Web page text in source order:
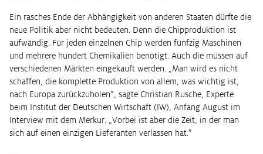
Ein rasches Ende der Abhängigkeit von anderen Staaten dürfte die
neue Politik aber nicht bedeuten. Denn die Chipproduktion ist
aufwändig. Für jeden einzelnen Chip werden fünfzig Maschinen
und mehrere hundert Chemikalien benötigt. Auch die müssen auf
verschiedenen Märkten eingekauft werden. „Man wird es nicht
schaffen, die komplette Produktion von allem, was wichtig ist,
nach Europa zurückzuholen”, sagte Christian Rusche, Experte
beim Institut der Deutschen Wirtschaft (IW), Anfang August im
Interview mit dem Merkur. „Vorbei ist aber die Zeit, in der man
sich auf einen einzigen Lieferanten verlassen hat.”